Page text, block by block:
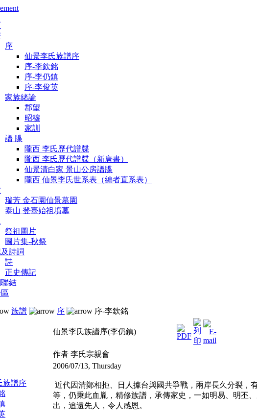
序
仙景李氏族譜序
序-李欽銘
序-李仍鎮
序-李俊英
家族緒論
郡望
昭穆
家訓
譜 牒
隴西 李氏歷代譜牒
隴西 李氏歷代譜牒（新唐書）
仙景清白家 景山公房譜牒
隴西 仙景李氏世系表（編者直系表）
瑞芳 金石園仙景墓園
泰山 登臺始祖墳墓
祭祖圖片
圖片集-秋祭
詩詞
詩
正史傳記
結
族譜 序 序-李欽銘
族譜序
仙景李氏族譜序(李仍鎮)
作者 李氏宗親會
2006/07/13, Thursday
近代因清鄭相拒、日人據台與國共爭戰，兩岸長久分裂，
等，仍秉此血胤，精修族譜，承傳家史，一如明易、明丕
出，追遠先人，令人感恩。